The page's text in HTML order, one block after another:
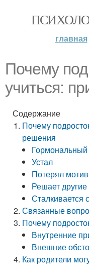
главная
Почему
учиться:
Содержание
Почему
решения
Гормональный
Устал
Потерял
Решает другие
Сталкивается
Связанные
Почему
Внутренние
Внешние
Как родители